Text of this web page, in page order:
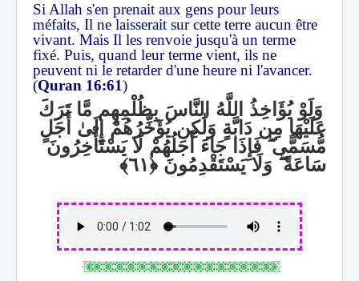
Si Allah s'en prenait aux gens pour leurs
méfaits, Il ne laisserait sur cette terre aucun être
vivant. Mais Il les renvoie jusqu'à un terme
fixé. Puis, quand leur terme vient, ils ne
peuvent ni le retarder d'une heure ni l'avancer.
(Quran 16:61)
وَلَوْ يُؤَاخِذُ اللَّهُ النَّاسَ بِظُلْمِهِم مَّا تَرَكَ
عَلَيْهَا مِن دَابَّةٍ وَلَٰكِن يُؤَخِّرُهُمْ إِلَىٰ أَجَلٍ
مُّسَمًّىۖفَإِذَا جَاءَ أَجَلُهُمْ لَا يَسْتَأْخِرُونَ
سَاعَةًۖوَلَا يَسْتَقْدِمُونَ